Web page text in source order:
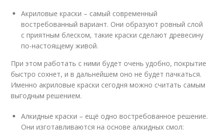
Акриловые краски – самый современный
востребованный вариант. Они образуют ровный слой
с приятным блеском, такие краски сделают древесину
по-настоящему живой.
При этом работать с ними будет очень удобно, покрытие
быстро сохнет, и в дальнейшем оно не будет пачкаться.
Именно акриловые краски сегодня можно считать самым
выгодным решением.
Алкидные краски – ещё одно востребованное решение.
Они изготавливаются на основе алкидных смол: